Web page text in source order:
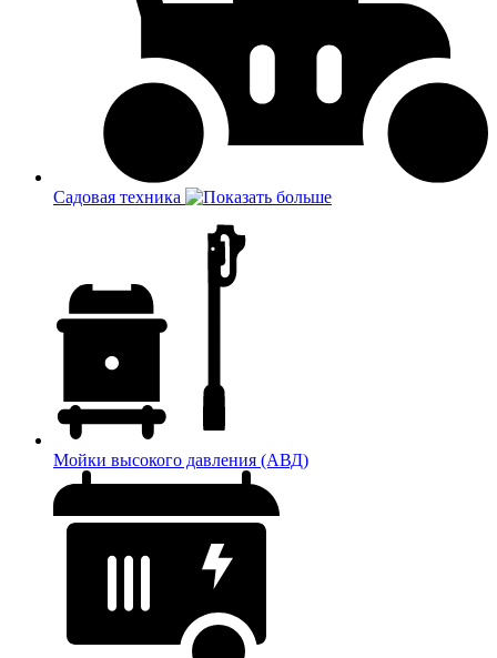
Садовая техника
Мойки высокого давления (АВД)